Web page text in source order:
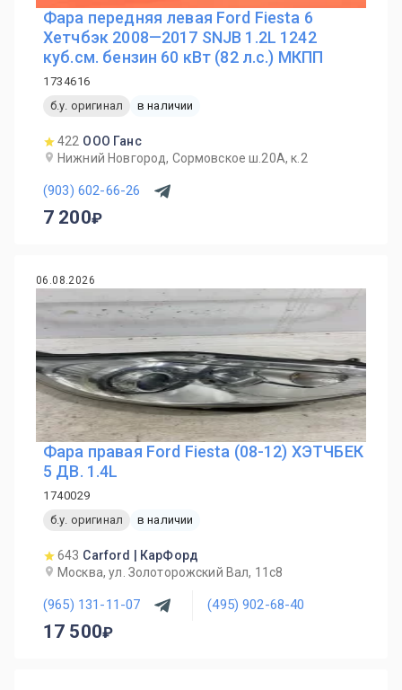
Фара передняя левая Ford Fiesta 6
Хетчбэк 2008—2017 SNJB 1.2L 1242
куб.см. бензин 60 кВт (82 л.с.) МКПП
1734616
б.у. оригинал
в наличии
422 ООО Ганс
Нижний Новгород, Сормовское ш.20А, к.2
(903) 602-66-26
7 200
06.08.2026
Фара правая Ford Fiesta (08-12) ХЭТЧБЕК
5 ДВ. 1.4L
1740029
б.у. оригинал
в наличии
643 Carford | КарФорд
Москва, ул. Золоторожский Вал, 11с8
(965) 131-11-07 (495) 902-68-40
17 500